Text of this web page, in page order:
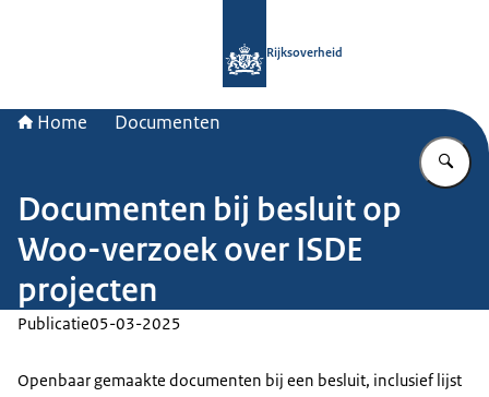
Rijksoverheid
Home Documenten
Documenten bij besluit op
Woo-verzoek over ISDE
projecten
Publicatie05-03-2025
Openbaar gemaakte documenten bij een besluit, inclusief lijst